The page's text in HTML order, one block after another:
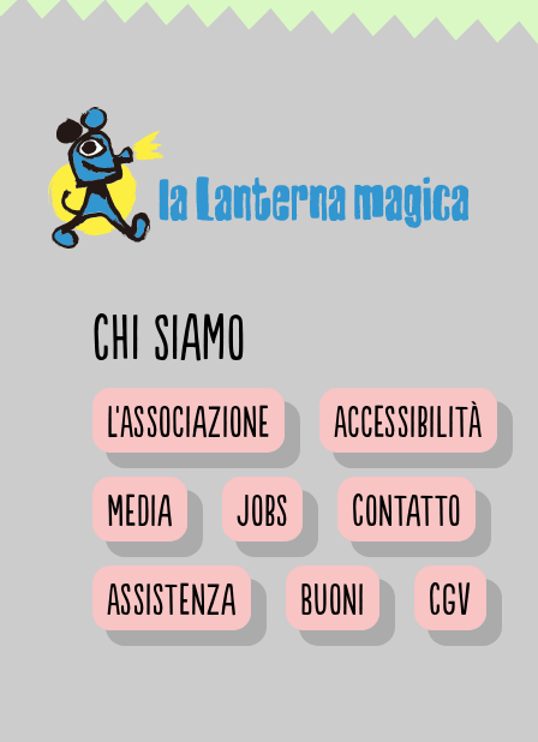
Chi siamo
L'Associazione
Accessibilità
Media
Jobs
Contatto
Assistenza
Buoni CGV